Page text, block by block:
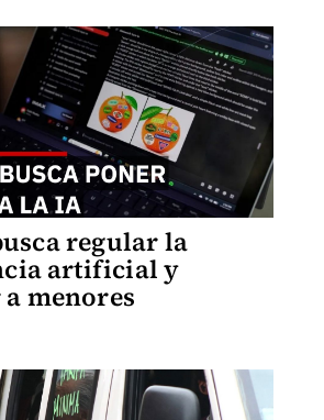
regular la
artificial y
menores